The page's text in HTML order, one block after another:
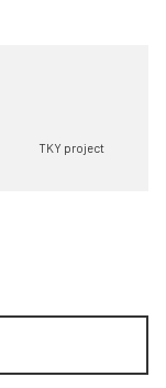
TKY project